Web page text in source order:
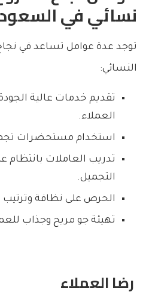
نسائي في
توجد عدة عوامل تساعد في
النسائي:
تقديم خدمات عالية
العملاء.
استخدام مستحضرات
تدريب العاملات بانتظام
التجميل.
الحرص على نظافة
تهيئة جو مريح وجذاب
رضا العملاء